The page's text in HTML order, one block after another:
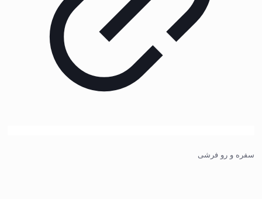
سفره و رو فرشی